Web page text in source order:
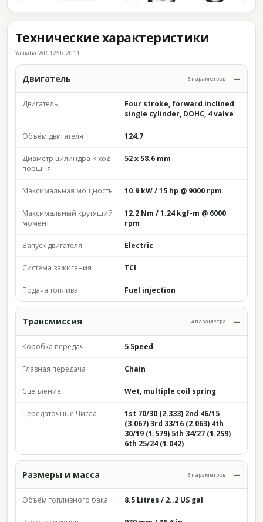
Технические характеристики
Yamaha WR 125R 2011
Двигатель 8 параметров
Двигатель
Four stroke, forward inclined
single cylinder, DOHC, 4 valve
Объём двигателя 124.7
Диаметр цилиндра × ход
поршня
52 x 58.6 mm
Максимальная мощность 10.9 kW / 15 hp @ 9000 rpm
Максимальный крутящий
момент
12.2 Nm / 1.24 kgf-m @ 6000
rpm
Запуск двигателя Electric
Система зажигания TCI
Подача топлива Fuel injection
Трансмиссия 4 параметра
Коробка передач 5 Speed
Главная передача Chain
Сцепление Wet, multiple coil spring
Передаточные Числа
1st 70/30 (2.333) 2nd 46/15
(3.067) 3rd 33/16 (2.063) 4th
30/19 (1.579) 5th 34/27 (1.259)
6th 25/24 (1.042)
Размеры и масса 5 параметров
Объём топливного бака 8.5 Litres / 2..2 US gal